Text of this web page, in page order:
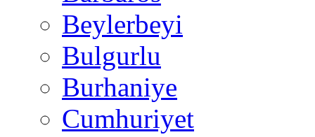
Beylerbeyi
Bulgurlu
Burhaniye
Cumhuriyet